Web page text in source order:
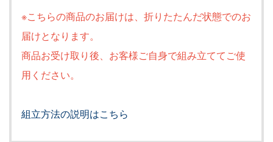
※こちらの商品のお届けは、折りたたんだ状態でのお
届けとなります。
商品お受け取り後、お客様ご自身で組み立ててご使
用ください。
組立方法の説明はこちら